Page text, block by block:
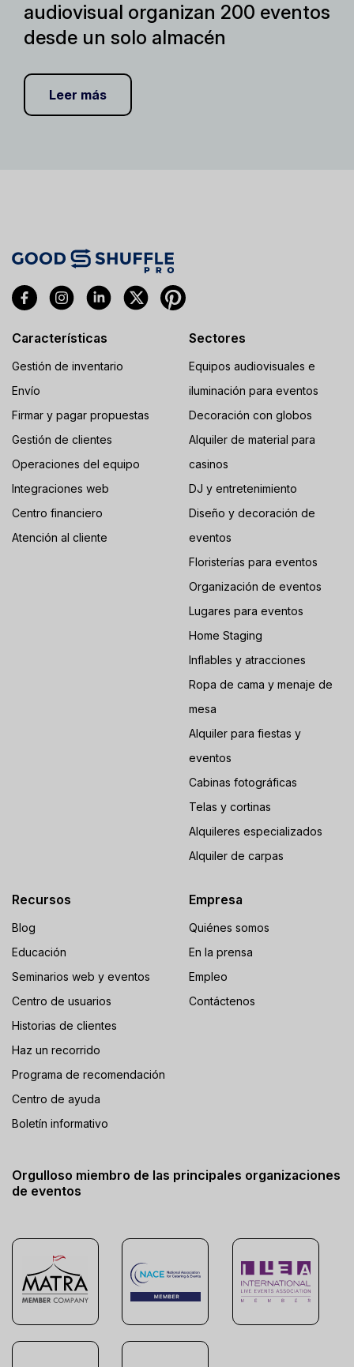
audiovisual organizan 200 eventos
desde un solo almacén
Leer más
Características
Gestión de inventario
Envío
Firmar y pagar propuestas
Gestión de clientes
Operaciones del equipo
Integraciones web
Centro financiero
Atención al cliente
Sectores
Equipos audiovisuales e
iluminación para eventos
Decoración con globos
Alquiler de material para
casinos
DJ y entretenimiento
Diseño y decoración de
eventos
Floristerías para eventos
Organización de eventos
Lugares para eventos
Home Staging
Inflables y atracciones
Ropa de cama y menaje de
mesa
Alquiler para fiestas y
eventos
Cabinas fotográficas
Telas y cortinas
Alquileres especializados
Alquiler de carpas
Recursos
Blog
Educación
Seminarios web y eventos
Centro de usuarios
Historias de clientes
Haz un recorrido
Programa de recomendación
Centro de ayuda
Boletín informativo
Empresa
Quiénes somos
En la prensa
Empleo
Contáctenos
Orgulloso miembro de las principales organizaciones
de eventos